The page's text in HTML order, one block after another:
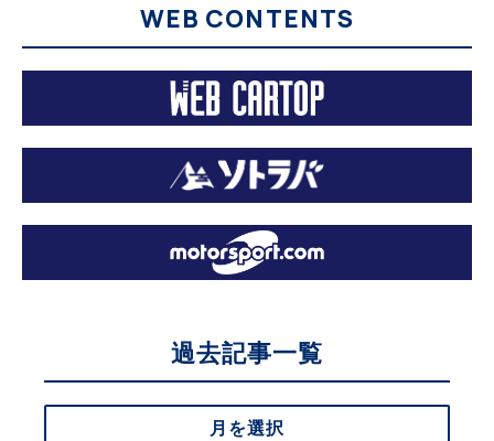
WEB CONTENTS
過去記事一覧
月を選択